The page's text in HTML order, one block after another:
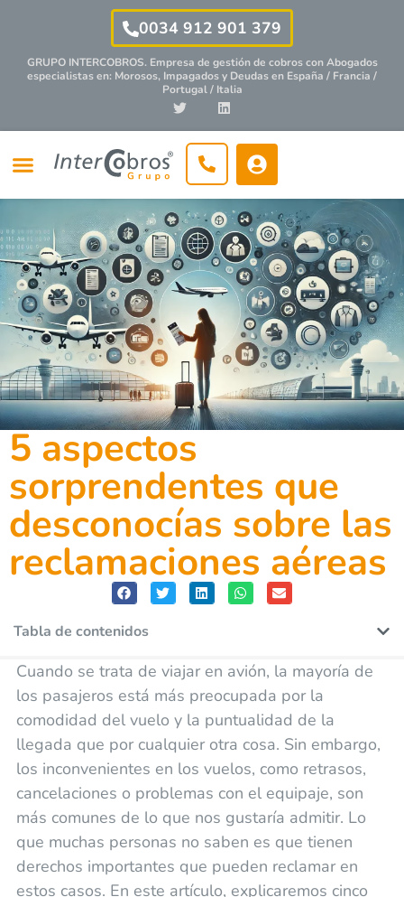
0034 912 901 379
GRUPO INTERCOBROS. Empresa de gestión de cobros conAbogados
especialistasen: Morosos, Impagados y Deudas en España / Francia /
Portugal / Italia
5 aspectos
sorprendentes que
desconocías sobre las
reclamaciones aéreas
Tabla de contenidos
Cuando se trata de viajar en avión, la mayoría de
los pasajeros está más preocupada por la
comodidad del vuelo y la puntualidad de la
llegada que por cualquier otra cosa. Sin embargo,
los inconvenientes en los vuelos, como retrasos,
cancelaciones o problemas con el equipaje, son
más comunes de lo que nos gustaría admitir. Lo
que muchas personas no saben es que tienen
derechos importantes que pueden reclamar en
estos casos. En este artículo, explicaremos cinco